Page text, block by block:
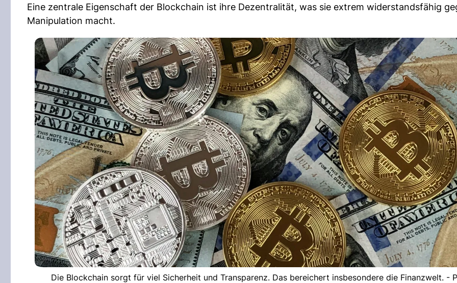
Eine zentrale Eigenschaft der Blockchain ist ihre Dezentralität, was sie extrem widerstandsfähig
Manipulation macht.
Die Blockchain sorgt für viel Sicherheit und Transparenz. Das bereichert insbesondere die Finanzwelt. -